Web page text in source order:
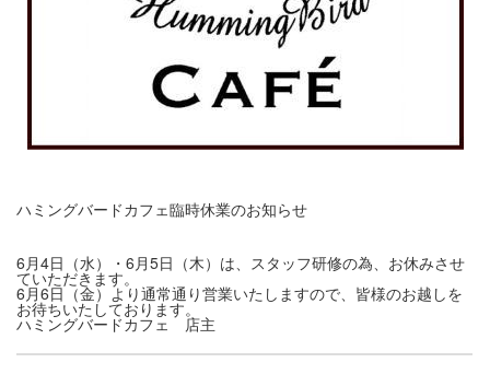
ハミングバードカフェ臨時休業のお知らせ
6月4日（水）・6月5日（木）は、スタッフ研修の為、お休みさせ
ていただきます。
6月6日（金）より通常通り営業いたしますので、皆様のお越しを
お待ちいたしております。
ハミングバードカフェ 店主